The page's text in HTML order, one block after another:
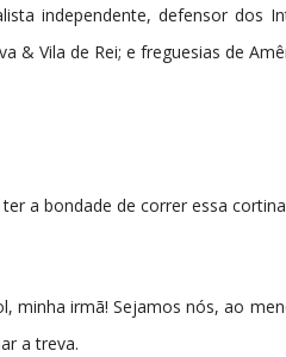
independente, defensor dos
& Vila de Rei; e freguesias de
a bondade de correr essa
minha irmã! Sejamos nós, ao
a treva.